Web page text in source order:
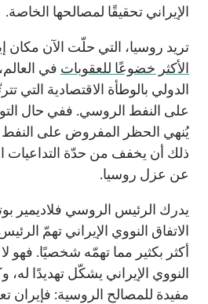
الإيراني تحقيقًا لمصالحها الخاصة.
تريد روسيا، التي حلّت الآن مكان
الأكثر خضوعًا للعقوبات في
الدولي بالوطأة الاقتصادية
على النفط الروسي. ففي حال
يُنهي الحظر المفروض على النفط
ذلك أن يخفف من حدّة التداعيات
عن عزل روسيا.
يدرك الرئيس الروسي فلاديمير
الاتفاق النووي الإيراني تهمّ
أكثر بكثير مما تهمّه شخصيًا. فهو
النووي الإيراني يشكّل تهديدًا له،
مفيدة للمصالح الروسية: فإيران